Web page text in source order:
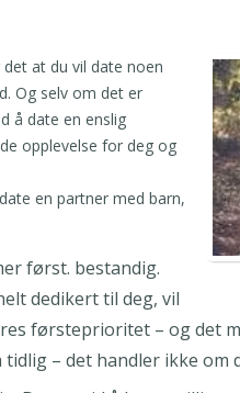
at du vil date noen
Og selv om det er
å date en enslig
opplevelse for deg og
en partner med barn,
først. bestandig.
dedikert til deg, vil
førsteprioritet – og det
– det handler ikke om